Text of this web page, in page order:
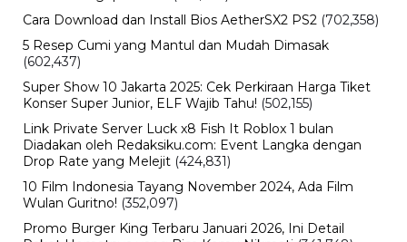
Status Sebenarnya
Minggu, 9 Agu 2026 - 15:15 WIB
Persebaya Juara, Rachmat Irianto
Tak Ikut Pesta dan Kirim Pesan Haru
untuk Mendiang Ayah
Minggu, 9 Agu 2026 - 15:08 WIB
Viral
Deadline Refund Lewat, Jaminan
Dipertanyakan